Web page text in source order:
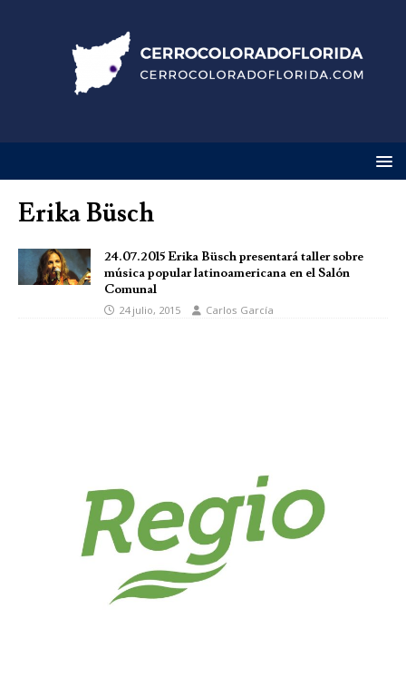
Erika Büsch
24.07.2015 Erika Büsch presentará taller sobre
música popular latinoamericana en el Salón
Comunal
24 julio, 2015 Carlos García